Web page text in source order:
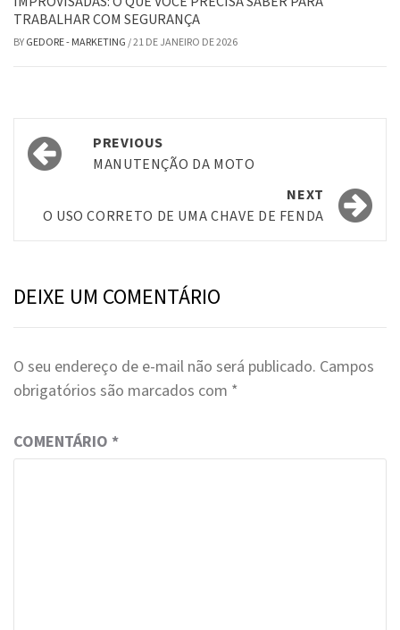
TRABALHAR COM SEGURANÇA
BYGEDORE - MARKETING/21 DE JANEIRO DE 2026
Post
navigation
PREVIOUS
MANUTENÇÃO DA MOTO
NEXT
O USO CORRETO DE UMA CHAVE DE FENDA
DEIXE UM COMENTÁRIO
O seu endereço de e-mail não será publicado. Campos
obrigatórios são marcados com *
COMENTÁRIO *